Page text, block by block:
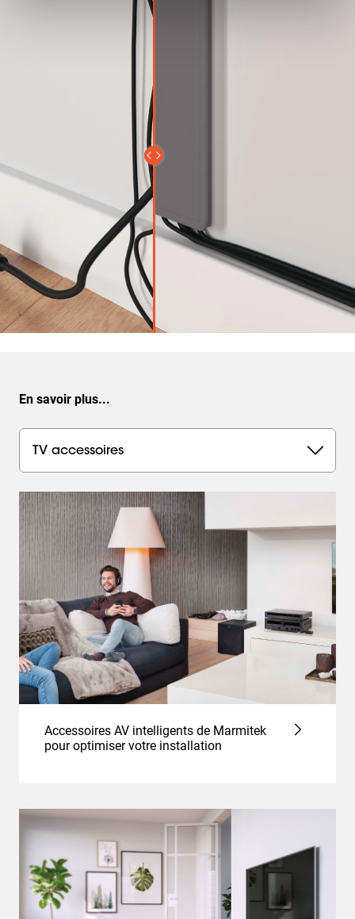
En savoir plus...
TV accessoires
Accessoires AV intelligents de Marmitek
pour optimiser votre installation